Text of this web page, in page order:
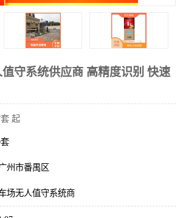
守系统供应商 高精度识别 快速
起
州市番禺区
场无人值守系统商